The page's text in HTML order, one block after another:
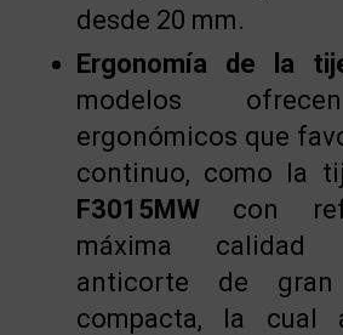
desde 20 mm.
Ergonomía de la
modelos
ergonómicos que
continuo, como la
F3015MWcon
máxima calidad
anticorte de
compacta, la cual